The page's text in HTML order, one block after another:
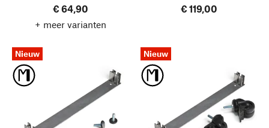
€ 64,90
+ meer varianten
€ 119,00
Nieuw Nieuw